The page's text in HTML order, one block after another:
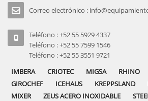
Correo electrónico :
Teléfono : +52 55 5929 4337
Teléfono : +52 55 7599 1546
Teléfono : +52 55 3551 9721
IMBERA
CRIOTEC MIGSA RHINO
GIROCHEF
ICEHAUS KREPPSLAND
MIXER
ZEUS ACERO INOXIDABLE